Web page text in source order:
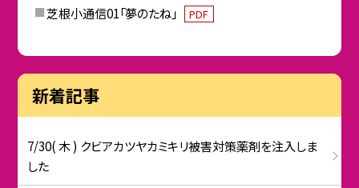
芝根小通信01「夢のたね」 PDF
新着記事
7/30( 木 ) クビアカツヤカミキリ被害対策薬剤を注入しま
した